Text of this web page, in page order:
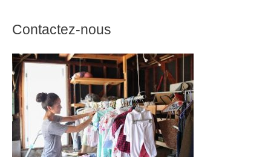
Contactez-nous